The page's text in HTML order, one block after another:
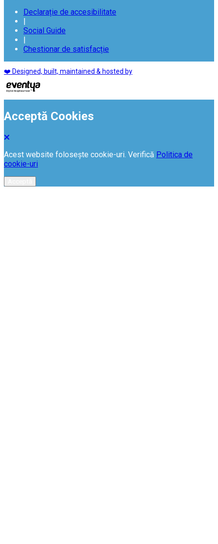
Declarație de accesibilitate
|
Social Guide
|
Chestionar de satisfacție
❤️ Designed, built, maintained & hosted by
Acceptă Cookies
Acest website folosește cookie-uri. Verifică Politica de
cookie-uri